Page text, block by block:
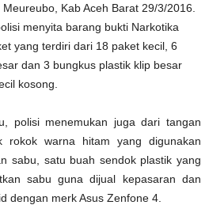
Kab Aceh Barat 29/3/2016.
menyita barang bukti Narkotika
yang terdiri dari 18 paket kecil, 6
dan 3 bungkus plastik klip besar
kosong.
polisi menemukan juga dari tangan
rokok warna hitam yang digunakan
sabu, satu buah sendok plastik yang
sabu guna dijual kepasaran dan
dengan merk Asus Zenfone 4.